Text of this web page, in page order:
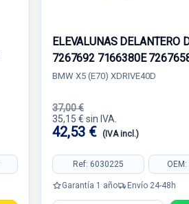
ELEVALUNAS DELANTERO
7267692 7166380E
BMW X5 (E70) XDRIVE40D
37,00 €
35,15 € sin IVA.
42,53 € (IVA incl.)
Ref: 6030225
Garantía 1 año Envío 24-48h